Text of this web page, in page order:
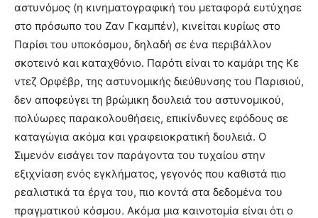
αστυνόμος (η κινηματογραφική του μεταφορά ευτύχησε
στο πρόσωπο του Ζαν Γκαμπέν), κινείται κυρίως στο
Παρίσι του υποκόσμου, δηλαδή σε ένα περιβάλλον
σκοτεινό και καταχθόνιο. Παρότι είναι το καμάρι της Κε
ντεζ Ορφέβρ, της αστυνομικής διεύθυνσης του Παρισιού,
δεν αποφεύγει τη βρώμικη δουλειά του αστυνομικού,
πολύωρες παρακολουθήσεις, επικίνδυνες εφόδους σε
καταγώγια ακόμα και γραφειοκρατική δουλειά. Ο
Σιμενόν εισάγει τον παράγοντα του τυχαίου στην
εξιχνίαση ενός εγκλήματος, γεγονός που καθιστά πιο
ρεαλιστικά τα έργα του, πιο κοντά στα δεδομένα του
πραγματικού κόσμου. Ακόμα μια καινοτομία είναι ότι ο